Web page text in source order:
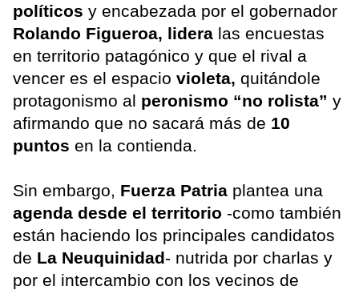
políticos y encabezada por el gobernador
Rolando Figueroa, lidera las encuestas
en territorio patagónico y que el rival a
vencer es el espacio violeta, quitándole
protagonismo al peronismo “no rolista” y
afirmando que no sacará más de 10
puntos en la contienda.
Sin embargo, Fuerza Patria plantea una
agenda desde el territorio -como también
están haciendo los principales candidatos
de La Neuquinidad- nutrida por charlas y
por el intercambio con los vecinos de